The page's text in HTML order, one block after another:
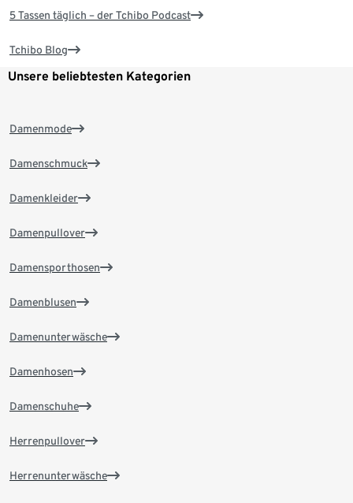
5 Tassen täglich – der Tchibo Podcast
Tchibo Blog
Unsere beliebtesten Kategorien
Damenmode
Damenschmuck
Damenkleider
Damenpullover
Damensporthosen
Damenblusen
Damenunterwäsche
Damenhosen
Damenschuhe
Herrenpullover
Herrenunterwäsche